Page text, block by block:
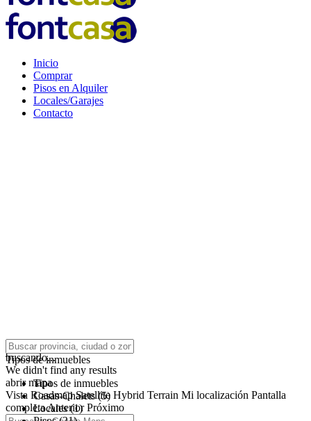
Inicio
Comprar
Pisos en Alquiler
Locales/Garajes
Contacto
click to enable zoom
buscando...
We didn't find any results
abrir mapa
Vista Roadmap Satellite Hybrid Terrain Mi localización Pantalla
completaAnterior Próximo
Tipos de inmuebles
Tipos de inmuebles
Casas-Chalets (5)
Locales (1)